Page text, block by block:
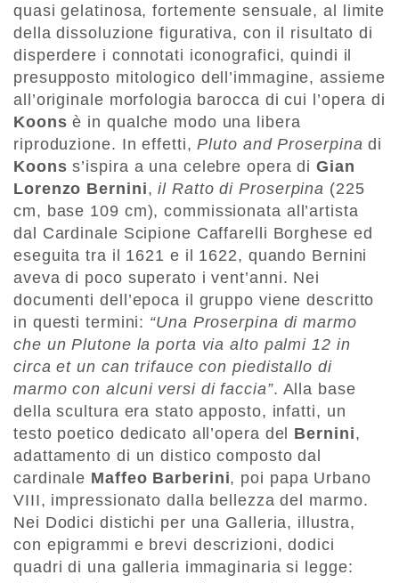
quasi gelatinosa, fortemente sensuale, al limite
della dissoluzione figurativa, con il risultato di
disperdere i connotati iconografici, quindi il
presupposto mitologico dell’immagine, assieme
all’originale morfologia barocca di cui l’opera di
Koons è in qualche modo una libera
riproduzione. In effetti,Pluto and Proserpina di
Koons s’ispira a una celebre opera diGian
Lorenzo Bernini,il Ratto di Proserpina (225
cm, base 109 cm), commissionata all’artista
dal Cardinale Scipione Caffarelli Borghese ed
eseguita tra il 1621 e il 1622, quando Bernini
aveva di poco superato i vent’anni. Nei
documenti dell’epoca il gruppo viene descritto
in questi termini: “Una Proserpina di marmo
che un Plutone la porta via alto palmi 12 in
circa et un can trifauce con piedistallo di
marmo con alcuni versi di faccia”. Alla base
della scultura era stato apposto, infatti, un
testo poetico dedicato all’opera del Bernini,
adattamento di un distico composto dal
cardinale Maffeo Barberini, poi papa Urbano
VIII, impressionato dalla bellezza del marmo.
Nei Dodici distichi per una Galleria, illustra,
con epigrammi e brevi descrizioni, dodici
quadri di una galleria immaginaria si legge: